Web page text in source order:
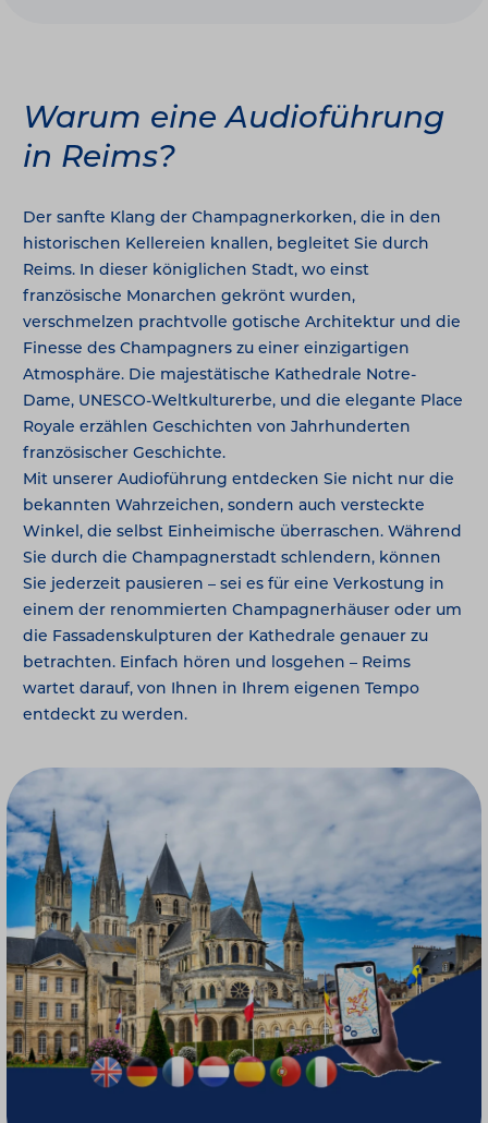
Warum eine Audioführung
in Reims?
Der sanfte Klang der Champagnerkorken, die in den
historischen Kellereien knallen, begleitet Sie durch
Reims. In dieser königlichen Stadt, wo einst
französische Monarchen gekrönt wurden,
verschmelzen prachtvolle gotische Architektur und die
Finesse des Champagners zu einer einzigartigen
Atmosphäre. Die majestätische Kathedrale Notre-
Dame, UNESCO-Weltkulturerbe, und die elegante Place
Royale erzählen Geschichten von Jahrhunderten
französischer Geschichte.
Mit unserer Audioführung entdecken Sie nicht nur die
bekannten Wahrzeichen, sondern auch versteckte
Winkel, die selbst Einheimische überraschen. Während
Sie durch die Champagnerstadt schlendern, können
Sie jederzeit pausieren – sei es für eine Verkostung in
einem der renommierten Champagnerhäuser oder um
die Fassadenskulpturen der Kathedrale genauer zu
betrachten. Einfach hören und losgehen – Reims
wartet darauf, von Ihnen in Ihrem eigenen Tempo
entdeckt zu werden.